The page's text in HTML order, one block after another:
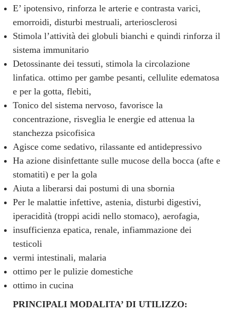
E’ ipotensivo, rinforza le arterie e contrasta varici,
emorroidi, disturbi mestruali, arteriosclerosi
Stimola l’attività dei globuli bianchi e quindi rinforza il
sistema immunitario
Detossinante dei tessuti, stimola la circolazione
linfatica. ottimo per gambe pesanti, cellulite edematosa
e per la gotta, flebiti,
Tonico del sistema nervoso, favorisce la
concentrazione, risveglia le energie ed attenua la
stanchezza psicofisica
Agisce come sedativo, rilassante ed antidepressivo
Ha azione disinfettante sulle mucose della bocca (afte e
stomatiti) e per la gola
Aiuta a liberarsi dai postumi di una sbornia
Per le malattie infettive, astenia, disturbi digestivi,
iperacidità (troppi acidi nello stomaco), aerofagia,
insufficienza epatica, renale, infiammazione dei
testicoli
vermi intestinali, malaria
ottimo per le pulizie domestiche
ottimo in cucina
PRINCIPALI MODALITA’ DI UTILIZZO: